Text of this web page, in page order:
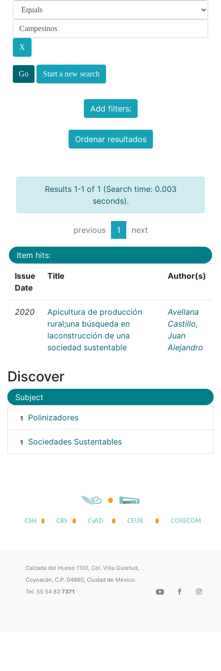
Start a new search
Add filters:
Ordenar resultados
Results 1-1 of 1 (Search time: 0.003
seconds).
previous 1 next
Item hits:
Issue
Date
Title Author(s)
2020
Apicultura de producción
rural;una búsqueda en
laconstrucción de una
sociedad sustentable
Avellana
Castillo,
Juan
Alejandro
Discover
Subject
1 Polinizadores
1 Sociedades Sustentables
CSH CBS CyAD CEUX COSECOM
Calzada del Hueso 1100, Col. Villa Quietud,
Coyoacán, C.P. 04960, Ciudad de México.
Tel. 55 54 837371